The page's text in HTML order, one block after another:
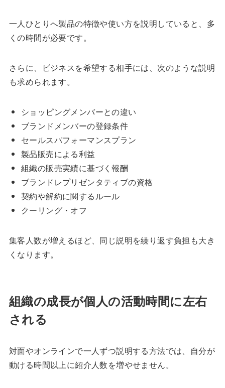
一人ひとりへ製品の特徴や使い方を説明していると、多
くの時間が必要です。
さらに、ビジネスを希望する相手には、次のような説明
も求められます。
ショッピングメンバーとの違い
ブランドメンバーの登録条件
セールスパフォーマンスプラン
製品販売による利益
組織の販売実績に基づく報酬
ブランドレプリゼンタティブの資格
契約や解約に関するルール
クーリング・オフ
集客人数が増えるほど、同じ説明を繰り返す負担も大き
くなります。
組織の成長が個人の活動時間に左右
される
対面やオンラインで一人ずつ説明する方法では、自分が
動ける時間以上に紹介人数を増やせません。